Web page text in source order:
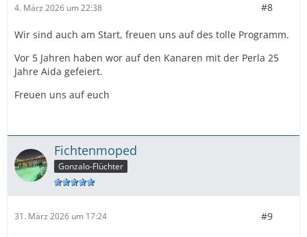
4. März 2026 um 22:38 #8
Wir sind auch am Start, freuen uns auf des tolle Programm.
Vor 5 Jahren haben wor auf den Kanaren mit der Perla 25
Jahre Aida gefeiert.
Freuen uns auf euch
Fichtenmoped
Gonzalo-Flüchter
31. März 2026 um 17:24 #9